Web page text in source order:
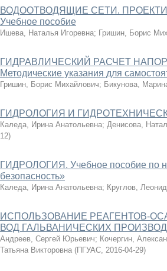
ВОДООТВОДЯЩИЕ СЕТИ.
Учебное пособие
Ишева, Наталья Игоревна; Гришин, Борис
ГИДРАВЛИЧЕСКИЙ РАСЧЕТ
Методические указания для
Гришин, Борис Михайлович; Бикунова,
ГИДРОЛОГИЯ И
Каледа, Ирина Анатольевна; Денисова,
12)
ГИДРОЛОГИЯ. Учебное пособие по
безопасность»
Каледа, Ирина Анатольевна; Круглов,
ИСПОЛЬЗОВАНИЕ РЕАГЕНТОВ-
ВОД ГАЛЬВАНИЧЕСКИХ
Андреев, Сергей Юрьевич; Кочергин,
Татьяна Викторовна (ПГУАС, 2016-04-29)